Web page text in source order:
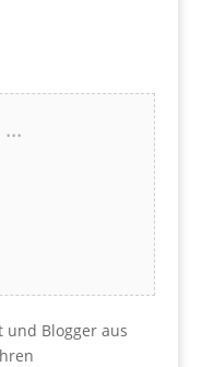
und Blogger aus